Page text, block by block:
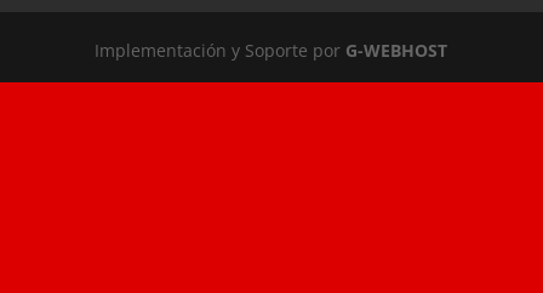
Implementación y Soporte por G-WEBHOST